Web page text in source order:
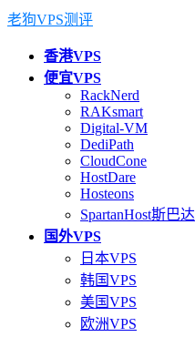
老狗VPS测评
香港VPS
便宜VPS
RackNerd
RAKsmart
Digital-VM
DediPath
CloudCone
HostDare
Hosteons
SpartanHost斯巴达
国外VPS
日本VPS
韩国VPS
美国VPS
欧洲VPS